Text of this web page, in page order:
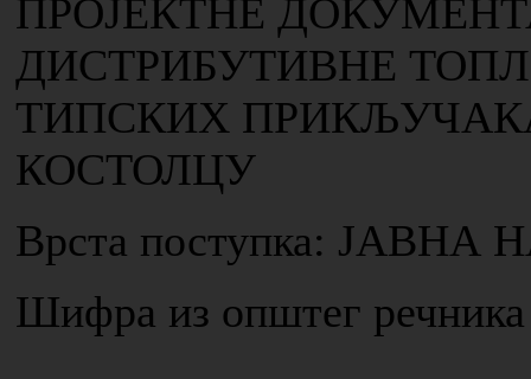
ПРОЈЕКТНЕ
ДИСТРИБУТИВНЕ
ТИПСКИХ
КОСТОЛЦУ
Врста поступка:
Шифра из општег